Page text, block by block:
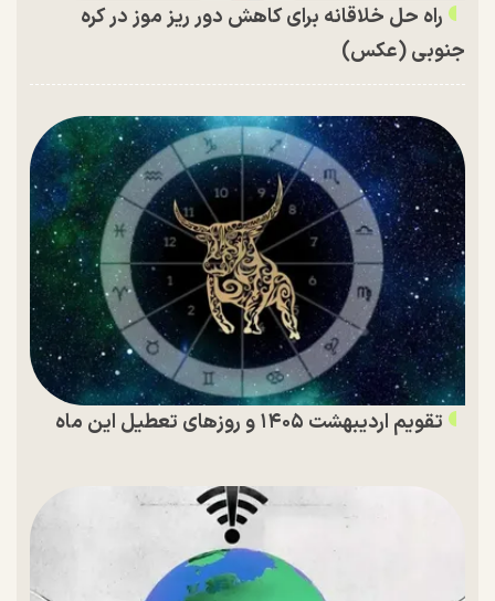
راه حل خلاقانه برای کاهش دور ریز موز در کره
جنوبی (عکس)
تقویم اردیبهشت ۱۴۰۵ و روز‌های تعطیل این ماه